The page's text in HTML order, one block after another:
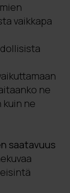
vaikkapa
ne
ne
saatavuus